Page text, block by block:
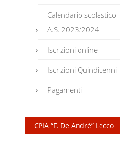
Calendario scolastico
A.S. 2023/2024
Iscrizioni online
Iscrizioni Quindicenni
Pagamenti
CPIA “F. De André” Lecco